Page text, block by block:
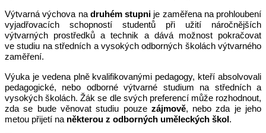
Výtvarná výchova nadruhém stupni je zaměřena na prohloubení
vyjadřovacích schopností studentů při užití náročnějších
výtvarných prostředků a technik a dává možnost pokračovat
ve studiu na středních a vysokých odborných školách výtvarného
zaměření.
Výuka je vedena plně kvalifikovanými pedagogy, kteří absolvovali
pedagogické, nebo odborné výtvarné studium na středních a
vysokých školách. Žák se dle svých preferencí může rozhodnout,
zda se bude věnovat studiu pouze zájmově, nebo zda je jeho
metou přijetí na některou z odborných uměleckých škol .